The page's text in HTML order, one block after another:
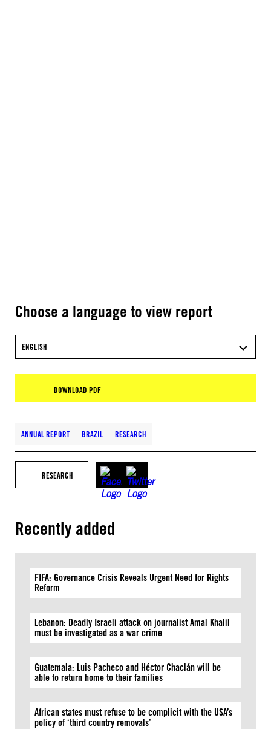
Choose a language to view report
ENGLISH
DOWNLOAD PDF
ANNUAL REPORT BRAZIL RESEARCH
RESEARCH
Recently added
FIFA: Governance Crisis Reveals Urgent Need for Rights
Reform
Lebanon: Deadly Israeli attack on journalist Amal Khalil
must be investigated as a war crime
Guatemala: Luis Pacheco and Héctor Chaclán will be
able to return home to their families
African states must refuse to be complicit with the USA’s
policy of ‘third country removals’